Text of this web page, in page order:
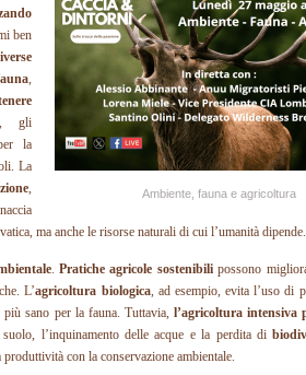
Ambiente, fauna e agricoltura
ben
,
gli
la
La
,
ma anche le risorse naturali di cui l’umanità dipende.
.Pratiche agricole sostenibilipossono
L’agricoltura biologica, ad esempio, evita l’uso di
sano per la fauna. Tuttavia, l’agricoltura intensiva
l’inquinamento delle acque e la perdita di
con la conservazione ambientale.